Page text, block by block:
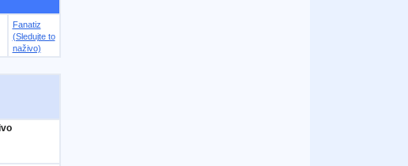
Fanatiz
(Sledujte to
naživo)